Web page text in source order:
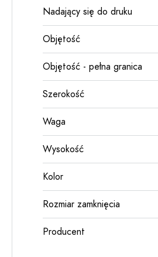
Nadający się do druku
Objętość
Objętość - pełna granica
Szerokość
Waga
Wysokość
Kolor
Rozmiar zamknięcia
Producent